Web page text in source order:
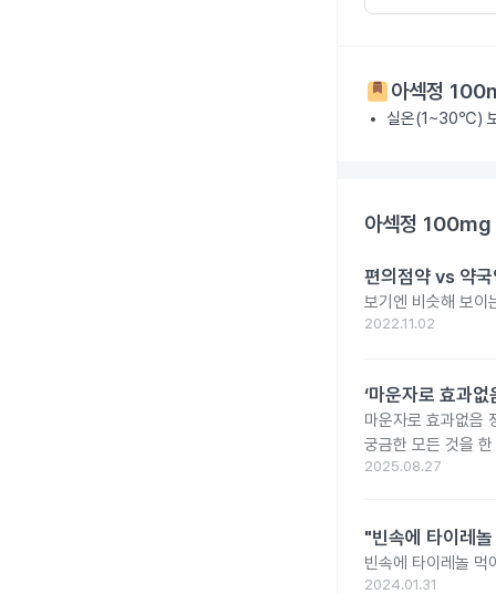
아섹정
실온(1~30℃)
아섹정 100mg
편의점약 vs 약
보기엔 비슷해 보이
2022.11.02
‘마운자로 효과
마운자로 효과없음
궁금한 모든 것을
2025.08.27
"빈속에 타이레
빈속에 타이레놀 먹
2024.01.31